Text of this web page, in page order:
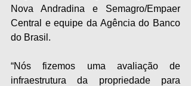
Nova Andradina e Semagro/Empaer
Central e equipe da Agência do Banco
do Brasil.
“Nós fizemos uma avaliação de
infraestrutura da propriedade para